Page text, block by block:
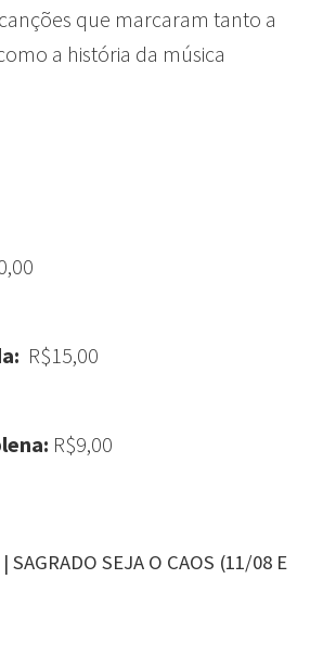
que marcaram tanto a
a história da música
R$15,00
R$9,00
SAGRADO SEJA O CAOS (11/08 E